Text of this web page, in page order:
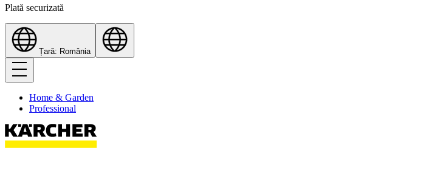
Plată securizată
Țară: România
Home & Garden
Professional